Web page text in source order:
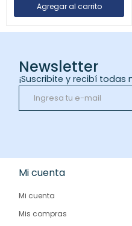
Newsletter
¡Suscribite y recibí todas
Mi cuenta
Mi cuenta
Mis compras